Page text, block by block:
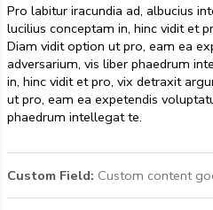
Pro labitur iracundia ad, albucius
lucilius conceptam in, hinc vidit et
Diam vidit option ut pro, eam ea
adversarium, vis liber phaedrum
in, hinc vidit et pro, vix detraxit
ut pro, eam ea expetendis
phaedrum intellegat te.
Custom Field: Custom content